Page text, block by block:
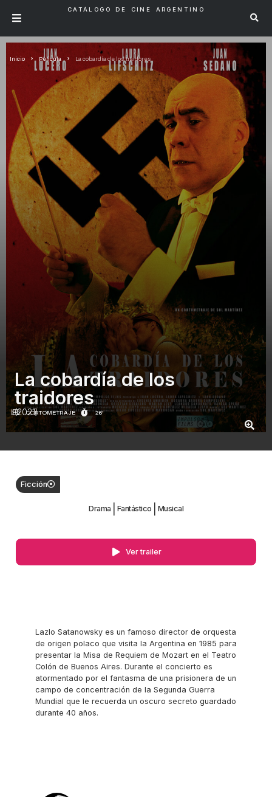
CATÁLOGO DE CINE ARGENTINO
Inicio Pelicula La cobardía de los traidores
CORTOMETRAJE 26'
La cobardía de los
traidores
(2021)
Ficción
Drama Fantástico Musical
Ver trailer
Lazlo Satanowsky es un famoso director de orquesta
de origen polaco que visita la Argentina en 1985 para
presentar la Misa de Requiem de Mozart en el Teatro
Colón de Buenos Aires. Durante el concierto es
atormentado por el fantasma de una prisionera de un
campo de concentración de la Segunda Guerra
Mundial que le recuerda un oscuro secreto guardado
durante 40 años.